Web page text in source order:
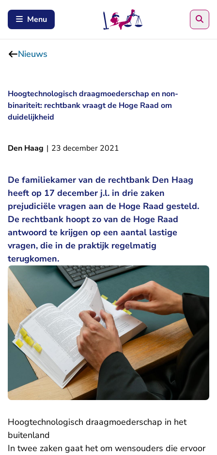
Menu
Nieuws
Hoogtechnologisch draagmoederschap en non-
binariteit: rechtbank vraagt de Hoge Raad om
duidelijkheid
Den Haag | 23 december 2021
De familiekamer van de rechtbank Den Haag
heeft op 17 december j.l. in drie zaken
prejudiciële vragen aan de Hoge Raad gesteld.
De rechtbank hoopt zo van de Hoge Raad
antwoord te krijgen op een aantal lastige
vragen, die in de praktijk regelmatig
terugkomen.
Hoogtechnologisch draagmoederschap in het
buitenland
In twee zaken gaat het om wensouders die ervoor